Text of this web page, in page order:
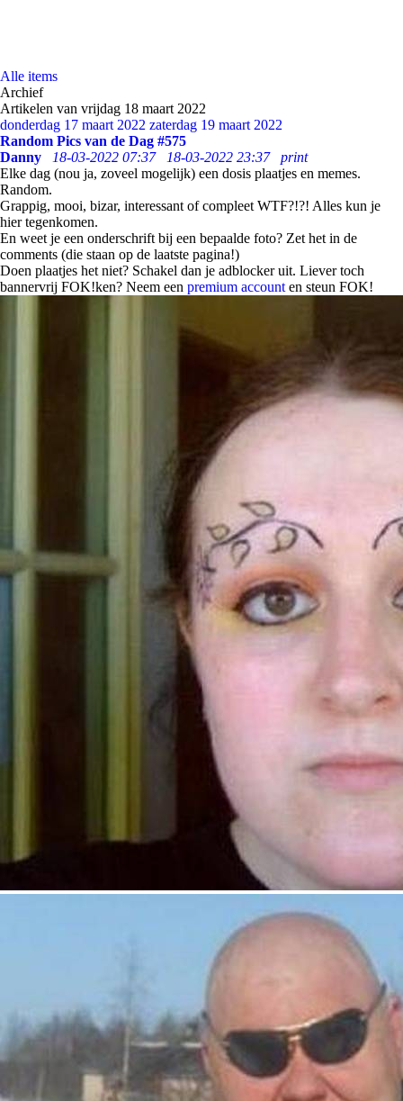
Alle items
Archief
Artikelen van vrijdag 18 maart 2022
donderdag 17 maart 2022 zaterdag 19 maart 2022
Random Pics van de Dag #575
Danny
18-03-2022 07:37 18-03-2022 23:37
print
Elke dag (nou ja, zoveel mogelijk) een dosis plaatjes en memes.
Random.
Grappig, mooi, bizar, interessant of compleet WTF?!?! Alles kun je
hier tegenkomen.
En weet je een onderschrift bij een bepaalde foto? Zet het in de
comments (die staan op de laatste pagina!)
Doen plaatjes het niet? Schakel dan je adblocker uit. Liever toch
bannervrij FOK!ken? Neem een premium account en steun FOK!